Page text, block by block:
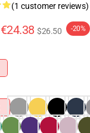
(1 customer reviews)
€24.38 $26.50 -20%